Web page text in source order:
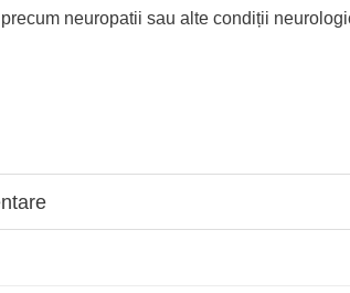
neuropatii sau alte condiții